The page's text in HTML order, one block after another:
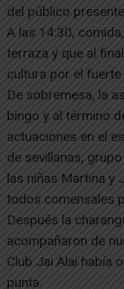
del público
A las 14:30,
terraza y que al
cultura por el
De sobremesa, la
bingo y al término
actuaciones en el
de sevillanas,
las niñas Martina y
todos comensales
Después la
acompañaron de
Club Jai Alai había
punta.